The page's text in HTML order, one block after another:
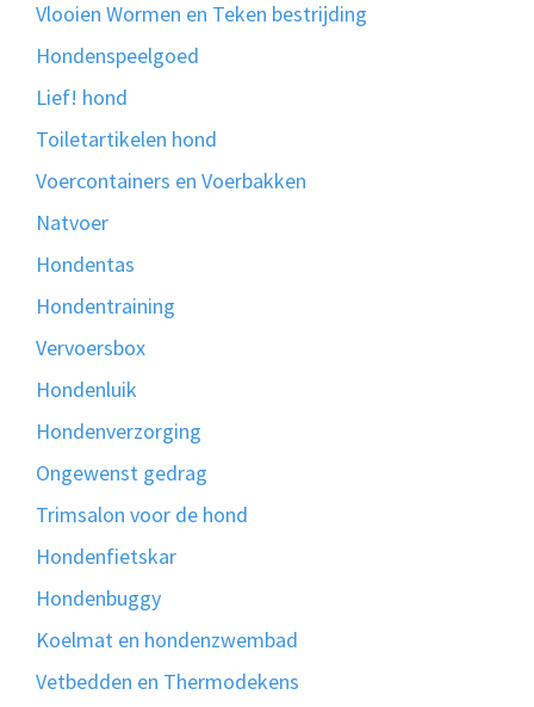
Vlooien Wormen en Teken bestrijding
Hondenspeelgoed
Lief! hond
Toiletartikelen hond
Voercontainers en Voerbakken
Natvoer
Hondentas
Hondentraining
Vervoersbox
Hondenluik
Hondenverzorging
Ongewenst gedrag
Trimsalon voor de hond
Hondenfietskar
Hondenbuggy
Koelmat en hondenzwembad
Vetbedden en Thermodekens